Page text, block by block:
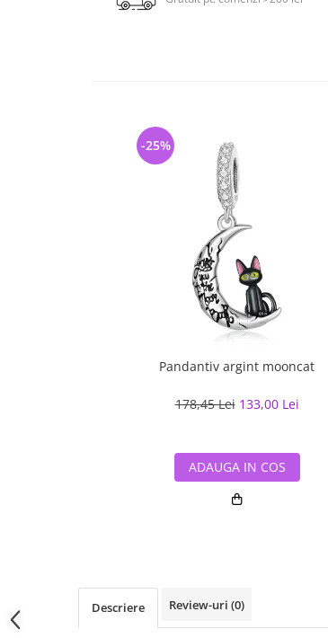
Pandantiv argint mooncat
178,45 Lei 133,00 Lei
-25%
ADAUGA IN COS
Descriere Review-uri (0)